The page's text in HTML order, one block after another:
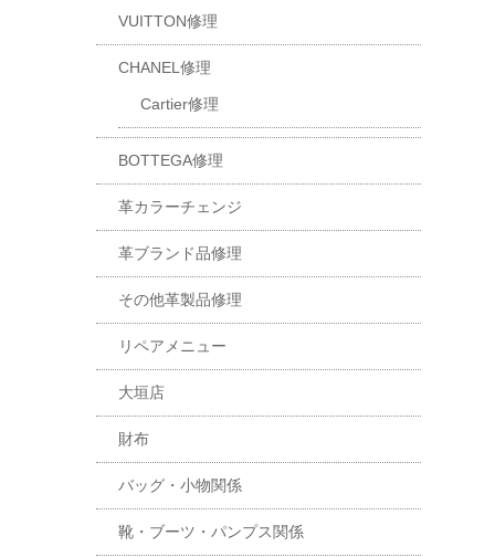
VUITTON修理
CHANEL修理
Cartier修理
BOTTEGA修理
革カラーチェンジ
革ブランド品修理
その他革製品修理
リペアメニュー
大垣店
財布
バッグ・小物関係
靴・ブーツ・パンプス関係